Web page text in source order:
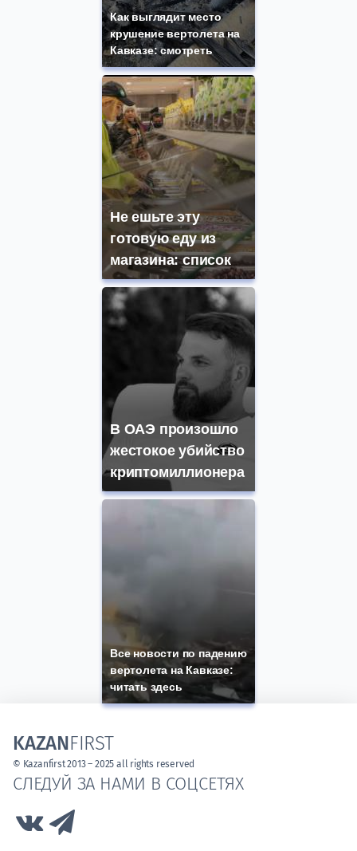
Как выглядит место
крушение вертолета на
Кавказе: смотреть
Не ешьте эту
готовую еду из
магазина: список
В ОАЭ произошло
жестокое убийство
криптомиллионера
Все новости по падению
вертолета на Кавказе:
читать здесь
СЛЕДУЙ ЗА НАМИ В СОЦСЕТЯХ
Link to Vk
KAZANFIRST
© Kazanfirst 2013 – 2025 all rights reserved